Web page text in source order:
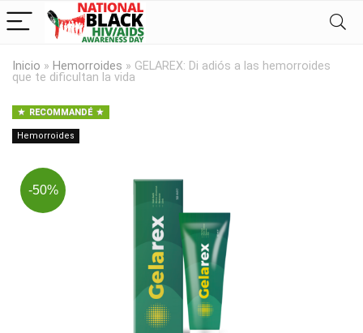
Inicio » Hemorroides » GELAREX: Di adiós a las hemorroides
que te dificultan la vida
RECOMMANDÉ
Hemorroides
-50%